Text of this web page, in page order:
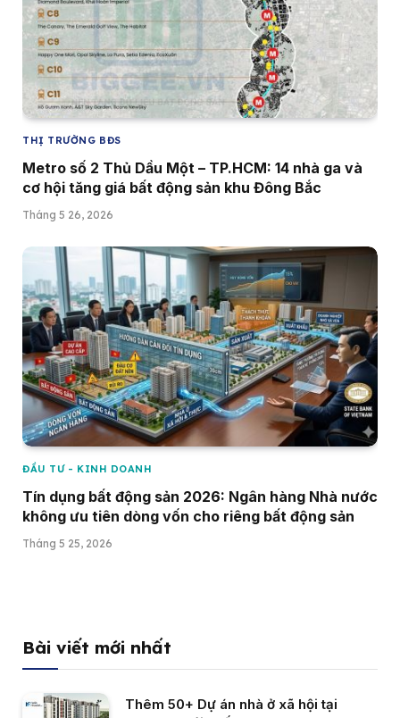
THỊ TRƯỜNG BĐS
Metro số 2 Thủ Dầu Một – TP.HCM: 14 nhà ga và
cơ hội tăng giá bất động sản khu Đông Bắc
Tháng 5 26, 2026
ĐẦU TƯ - KINH DOANH
Tín dụng bất động sản 2026: Ngân hàng Nhà nước
không ưu tiên dòng vốn cho riêng bất động sản
Tháng 5 25, 2026
Bài viết mới nhất
Thêm 50+ Dự án nhà ở xã hội tại